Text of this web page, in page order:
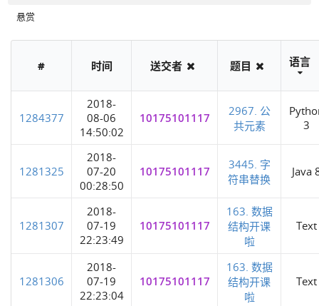
悬赏
# 时间 送交者 题目 语言
1284377
2018-
08-06
14:50:02
10175101117
2967. 公
共元素
3
1281325
2018-
07-20
00:28:50
10175101117
3445. 字
符串替换
Java
1281307
2018-
07-19
22:23:49
10175101117
163. 数据
结构开课
啦
Text
1281306
2018-
07-19
22:23:04
10175101117
163. 数据
结构开课
啦
Text